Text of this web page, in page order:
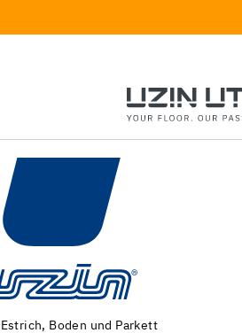
Maschinen und Spezialwerkzeuge zur